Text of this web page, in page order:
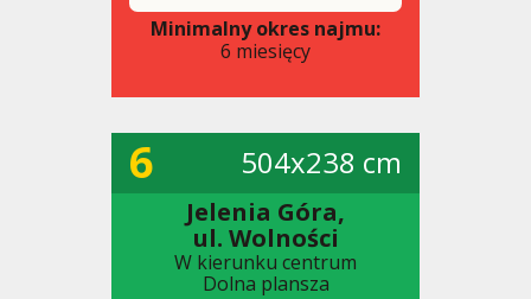
Minimalny okres najmu:
6 miesięcy
6 504x238 cm
Jelenia Góra,
ul. Wolności
W kierunku centrum
Dolna plansza